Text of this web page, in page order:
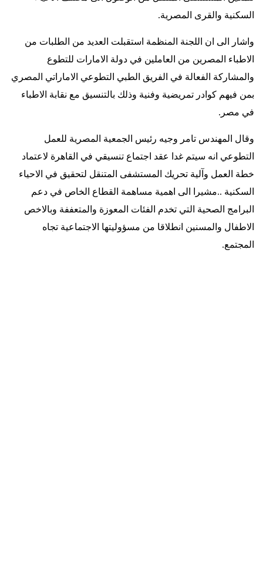
السكنية والقرى المصرية.
واشار الى ان اللجنة المنظمة استقبلت العديد من الطلبات من
الاطباء المصرين من العاملين في دولة الامارات للتطوع
والمشاركة الفعالة في الفريق الطبي التطوعي الاماراتي المصري
بمن فيهم كوادر تمريضية وفنية وذلك بالتنسيق مع نقابة الاطباء
في مصر .
وقال المهندس تامر وجيه رئيس الجمعية المصرية للعمل
التطوعي انه سيتم غدا عقد اجتماع تنسيقي في القاهرة لاعتماد
خطة العمل وآلية تحريك المستشفى المتنقل لتحقيق في الاحياء
السكنية ..مشيرا الى اهمية مساهمة القطاع الخاص في دعم
البرامج الصحية التي تخدم الفئات المعوزة والمتعففة وبالاخص
الاطفال والمسنين انطلاقا من مسؤوليتها الاجتماعية تجاه
المجتمع.